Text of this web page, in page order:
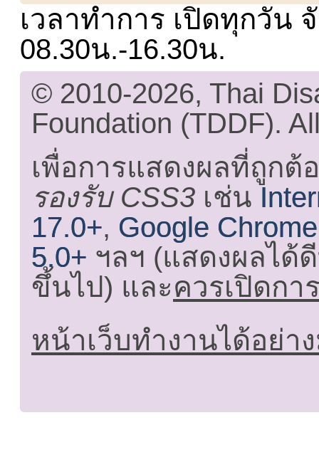
เวลาทำการ เปิดทุกวัน
08.30น.-16.30น.
© 2010-2026, Thai
Foundation (TDDF).
เพื่อการแสดงผลที่ถูกต้
รองรับ CSS3 เช่น
17.0+, Google
5.0+ ฯลฯ (แสดงผลได้
ขึ้นไป) และควรเปิดกา
หน้าเว็บทำงานได้อย่า